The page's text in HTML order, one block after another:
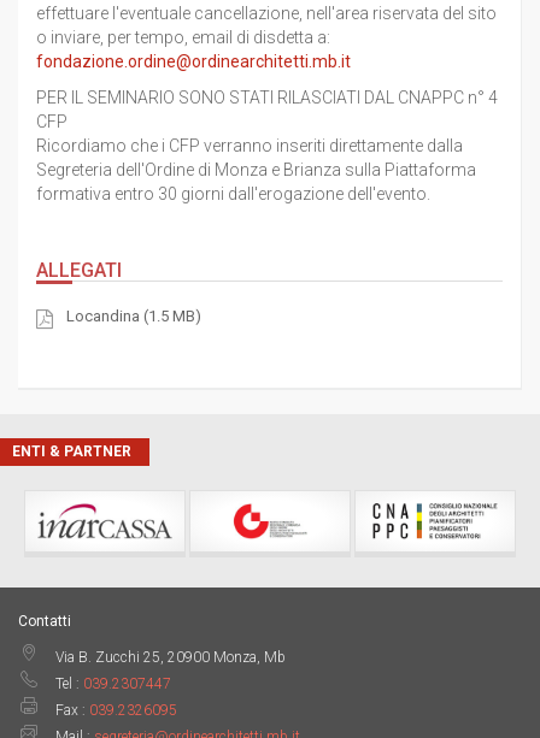
effettuare l'eventuale cancellazione, nell'area riservata del sito
o inviare, per tempo, email di disdetta a:
fondazione.ordine@ordinearchitetti.mb.it
PER IL SEMINARIO SONO STATI RILASCIATI DAL CNAPPC n° 4
CFP
Ricordiamo che i CFP verranno inseriti direttamente dalla
Segreteria dell'Ordine di Monza e Brianza sulla Piattaforma
formativa entro 30 giorni dall'erogazione dell'evento.
ALLEGATI
Locandina (1.5 MB)
ENTI & PARTNER
Contatti
Via B. Zucchi 25, 20900 Monza, Mb
Tel : 039.2307447
Fax : 039.2326095